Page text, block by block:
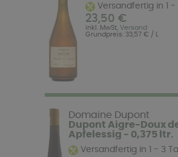
Versandfertig in 1 -
23,50 €
inkl. MwSt,Versand
Grundpreis: 33,57 € / L
Domaine Dupont
Dupont Aigre-Doux
Apfelessig - 0,375 ltr.
Versandfertig in 1 - 3